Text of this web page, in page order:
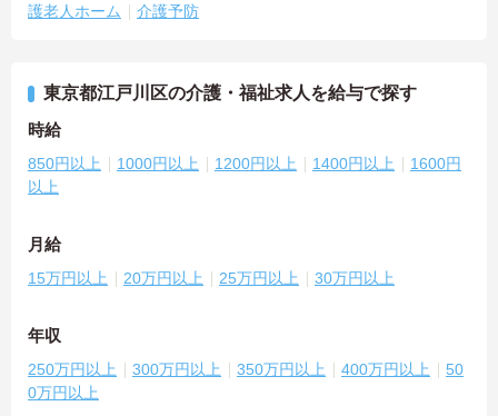
護老人ホーム
介護予防
東京都江戸川区の介護・福祉求人を給与で探す
時給
850円以上 1000円以上 1200円以上 1400円以上
1600円
以上
月給
15万円以上 20万円以上 25万円以上 30万円以上
年収
250万円以上 300万円以上 350万円以上 400万円以上
50
0万円以上